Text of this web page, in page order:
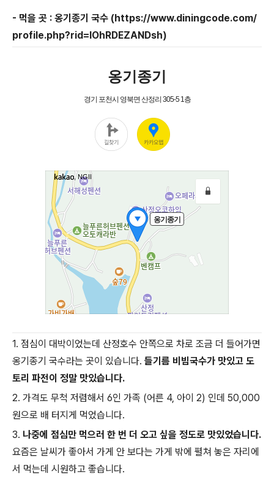
- 먹을 곳 : 옹기종기 국수 (https://www.diningcode.com/
profile.php?rid=IOhRDEZANDsh)
1. 점심이 대박이었는데 산정호수 안쪽으로 차로 조금 더 들어가면
옹기종기 국수라는 곳이 있습니다. 들기름 비빔국수가 맛있고 도
토리 파전이 정말 맛있습니다.
2. 가격도 무척 저렴해서 6인 가족 (어른 4, 아이 2) 인데 50,000
원으로 배 터지게 먹었습니다.
3. 나중에 점심만 먹으러 한 번 더 오고 싶을 정도로 맛있었습니다.
요즘은 날씨가 좋아서 가게 안 보다는 가게 밖에 펼쳐 놓은 자리에
서 먹는데 시원하고 좋습니다.